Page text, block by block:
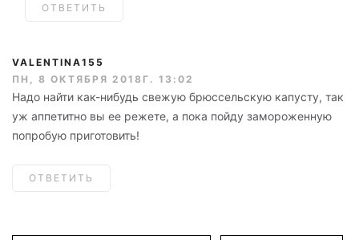
ОТВЕТИТЬ
VALENTINA155
ПН, 8 ОКТЯБРЯ 2018Г. 13:02
Надо найти как-нибудь свежую брюссельскую капусту, так
уж аппетитно вы ее режете, а пока пойду замороженную
попробую приготовить!
ОТВЕТИТЬ